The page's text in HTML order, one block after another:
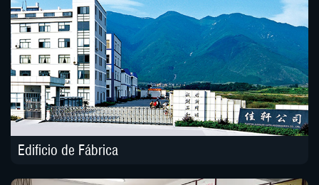
Edificio de Fábrica